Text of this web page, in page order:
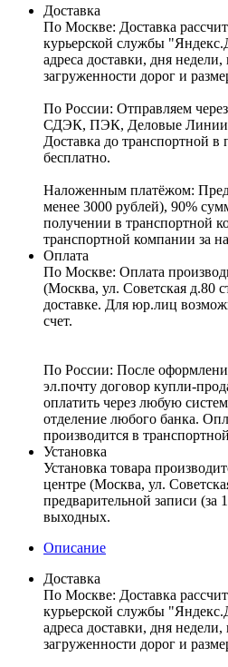
Доставка
По Москве: Доставка
курьерской службы
адреса доставки, дня
загруженности дорог и
По России: Отправляем
СДЭК, ПЭК, Деловые
Доставка до транспортной
бесплатно.
Наложенным платёжом:
менее 3000 рублей), 90%
получении в транспортной
транспортной компании за
Оплата
По Москве: Оплата
(Москва, ул. Советская д.80
доставке. Для юр.лиц
счет.
По России: После
эл.почту договор купли-
оплатить через любую
отделение любого банка.
производится в
Установка
Установка товара
центре (Москва, ул.
предварительной записи (за
выходных.
Описание
Доставка
По Москве: Доставка
курьерской службы
адреса доставки, дня
загруженности дорог и